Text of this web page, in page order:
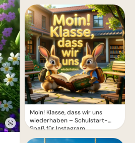
Moin! Klasse, dass wir uns
wiederhaben – Schulstart-
Spaß für Instagram